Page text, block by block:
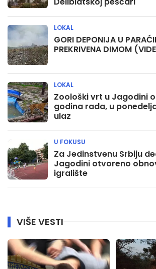
GORI DEPONIJA U
PREKRIVENA DIMOM
LOKAL
Zoološki vrt u Jagodini
godina rada, u
ulaz
LOKAL
Za Jedinstvenu Srbiju
Jagodini otvoreno
igralište
U FOKUSU
VIŠE VESTI